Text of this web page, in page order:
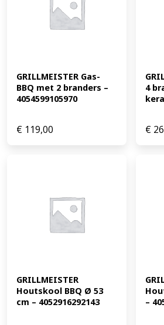
Productkenmerken tabletd Soort
Houtskoolbarbecue Grilloppervlak:
Thermometer: ja, geïntegreerde
GRILLMEISTER Gas-
BBQ met 2 branders –
4054599105970
€ 119,00
4
€
GRILLMEISTER
Houtskool BBQ Ø 53
cm – 4052916292143
–